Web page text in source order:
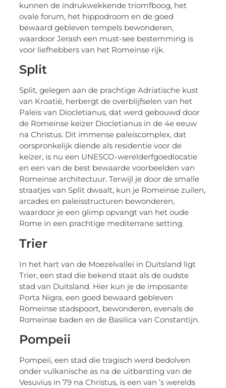
kunnen de indrukwekkende triomfboog, het
ovale forum, het hippodroom en de goed
bewaard gebleven tempels bewonderen,
waardoor Jerash een must-see bestemming is
voor liefhebbers van het Romeinse rijk.
Split
Split, gelegen aan de prachtige Adriatische kust
van Kroatië, herbergt de overblijfselen van het
Paleis van Diocletianus, dat werd gebouwd door
de Romeinse keizer Diocletianus in de 4e eeuw
na Christus. Dit immense paleiscomplex, dat
oorspronkelijk diende als residentie voor de
keizer, is nu een UNESCO-werelderfgoedlocatie
en een van de best bewaarde voorbeelden van
Romeinse architectuur. Terwijl je door de smalle
straatjes van Split dwaalt, kun je Romeinse zuilen,
arcades en paleisstructuren bewonderen,
waardoor je een glimp opvangt van het oude
Rome in een prachtige mediterrane setting.
Trier
In het hart van de Moezelvallei in Duitsland ligt
Trier, een stad die bekend staat als de oudste
stad van Duitsland. Hier kun je de imposante
Porta Nigra, een goed bewaard gebleven
Romeinse stadspoort, bewonderen, evenals de
Romeinse baden en de Basilica van Constantijn.
Pompeii
Pompeii, een stad die tragisch werd bedolven
onder vulkanische as na de uitbarsting van de
Vesuvius in 79 na Christus, is een van ’s werelds